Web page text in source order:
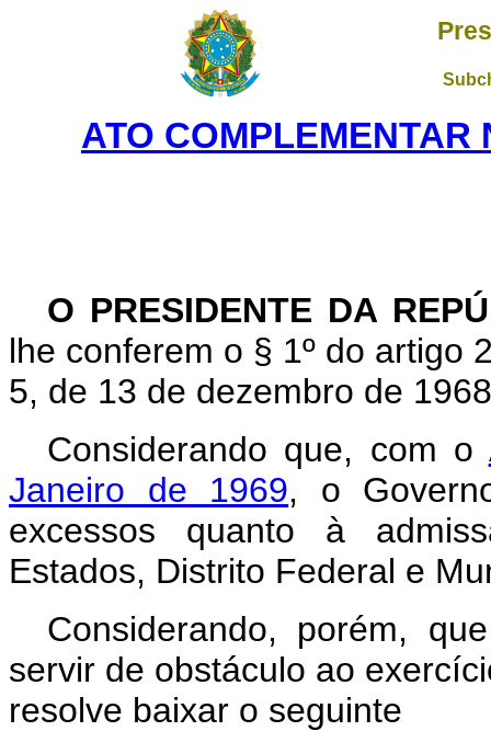
ATO COMPLEMENTAR
O PRESIDENTE DA
lhe conferem o § 1º do artigo
5, de 13 de dezembro de
Considerando que, com o
Janeiro de 1969, o
excessos quanto à
Estados, Distrito Federal e
Considerando, porém,
servir de obstáculo ao
resolve baixar o seguinte